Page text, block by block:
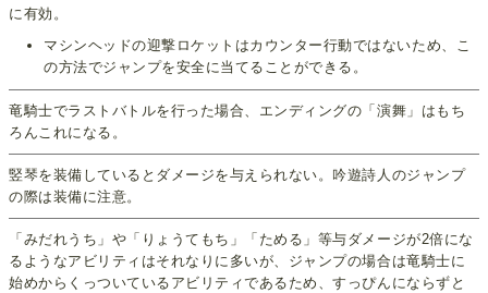
に有効。
マシンヘッドの迎撃ロケットはカウンター行動ではないため、こ
の方法でジャンプを安全に当てることができる。
竜騎士でラストバトルを行った場合、エンディングの「演舞」はもち
ろんこれになる。
竪琴を装備しているとダメージを与えられない。吟遊詩人のジャンプ
の際は装備に注意。
「みだれうち」や「りょうてもち」「ためる」等与ダメージが2倍にな
るようなアビリティはそれなりに多いが、ジャンプの場合は竜騎士に
始めからくっついているアビリティであるため、すっぴんにならずと